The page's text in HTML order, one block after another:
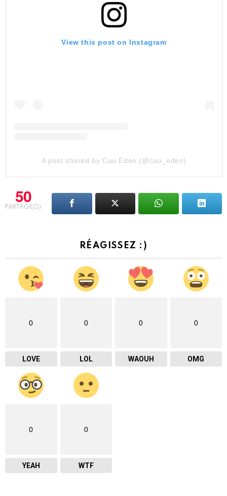
View this post on Instagram
A post shared by Cau Eden (@cau_eden)
50
PARTAGE(S)
RÉAGISSEZ :)
0
LOVE
0
LOL
0
WAOUH
0
OMG
0
YEAH
0
WTF